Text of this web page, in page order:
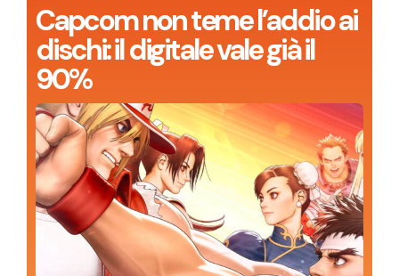
Capcom non teme l’addio ai
dischi: il digitale vale già il
90%